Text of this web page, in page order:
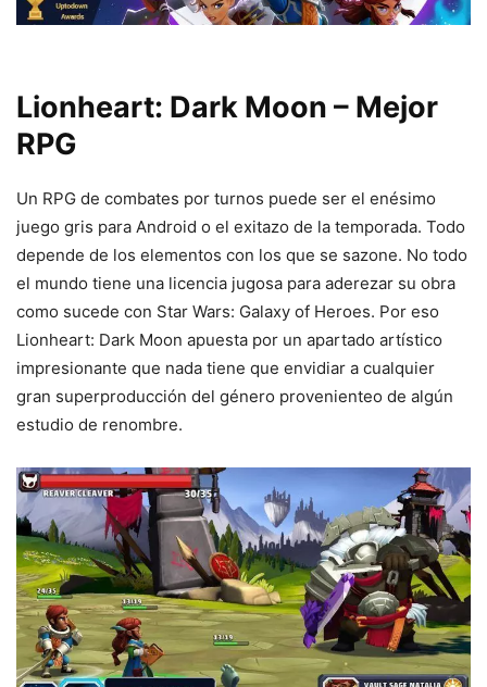
Lionheart: Dark Moon – Mejor
RPG
Un RPG de combates por turnos puede ser el enésimo
juego gris para Android o el exitazo de la temporada. Todo
depende de los elementos con los que se sazone. No todo
el mundo tiene una licencia jugosa para aderezar su obra
como sucede con Star Wars: Galaxy of Heroes. Por eso
Lionheart: Dark Moon apuesta por un apartado artístico
impresionante que nada tiene que envidiar a cualquier
gran superproducción del género provenienteo de algún
estudio de renombre.